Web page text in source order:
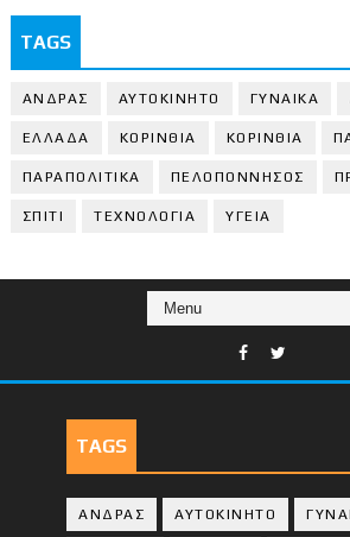
TAGS
ΑΝΔΡΑΣ ΑΥΤΟΚΙΝΗΤΟ ΓΥΝΑΙΚΑ
ΕΛΛΑΔΑ ΚΟΡΙΝΘΙΑ ΚΟΡΙΝΘΙA
ΠΑΡΑΠΟΛΙΤΙΚΑ ΠΕΛΟΠΟΝΝΗΣΟΣ
ΣΠΙΤΙ ΤΕΧΝΟΛΟΓΙΑ ΥΓΕΙΑ
TAGS
ΑΝΔΡΑΣ ΑΥΤΟΚΙΝΗΤΟ